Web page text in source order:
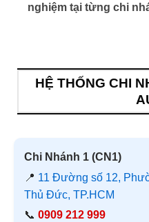
nghiệm tại từng chi
HỆ THỐNG CHI
Chi Nhánh 1 (CN1)
📍 11 Đường số 12,
Thủ Đức, TP.HCM
📞 0909 212 999